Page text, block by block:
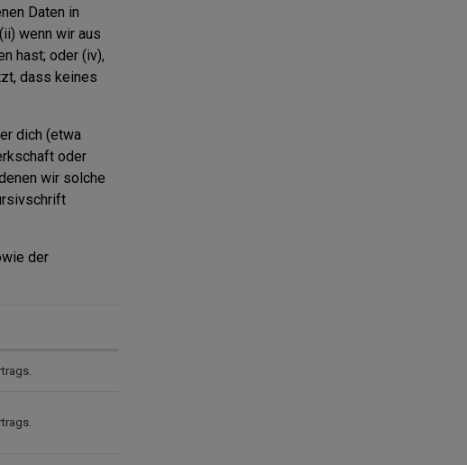
Daten in
wenn wir aus
hast; oder (iv),
dass keines
dich (etwa
oder
wir solche
der